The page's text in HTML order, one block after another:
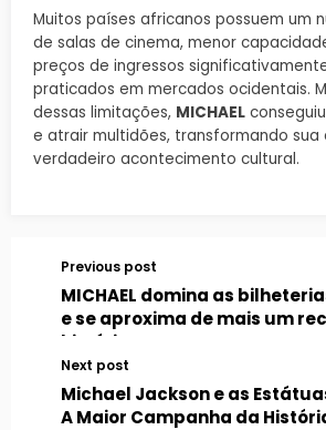
Muitos países africanos possuem um
de salas de cinema, menor
preços de ingressos
praticados em mercados ocidentais.
dessas limitações, MICHAEL
e atrair multidões, transformando sua
verdadeiro acontecimento cultural.
Previous post
MICHAEL domina as
e se aproxima de mais um
histórico
Next post
Michael Jackson e as
A Maior Campanha da